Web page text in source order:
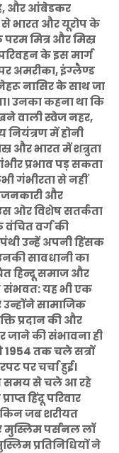
और आंबेडकर
से भारत और यूरोप के
मित्र और मिस्र
परिवहन के इस मार्ग
अमरीका, इंग्लैण्ड
नासिर के साथ जा
उनका कहना था कि
वाली स्वेज नहर,
नियंत्रण में होनी
और भारत में शत्रुता
प्रभाव पड़ सकता
गंभीरता से नहीं
और
उस ओर विशेष सतर्कता
वंचित वर्ग की
उन्हें अपनी हिंसक
सावधानी का
हिन्दू समाज और
संभवत: यह भी एक
सामाजिक
प्रदान की और
जाने की संभावना ही
1954 तक चले सत्रों
पर चर्चा हुई।
समय से चले आ रहे
हिंदू परिवार
जब शरीयत
मुस्लिम पर्सनल लॉ
प्रतिनिधियों ने